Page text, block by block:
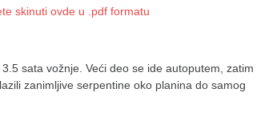
skinuti ovde u .pdf formatu
sata vožnje. Veći deo se ide autoputem, zatim
zanimljive serpentine oko planina do samog